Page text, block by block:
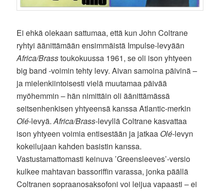
Ei ehkä olekaan sattumaa, että kun John Coltrane
ryhtyi äänittämään ensimmäistä Impulse-levyään
Africa/Brasstoukokuussa 1961, se oli ison yhtyeen
big band -voimin tehty levy. Aivan samoina päivinä –
ja mielenkiintoisesti vielä muutamaa päivää
myöhemmin – hän nimittäin oli äänittämässä
seitsenhenkisen yhtyeensä kanssa Atlantic-merkin
Olé-levyä.Africa/Brass-levyllä Coltrane kasvattaa
ison yhtyeen voimia entisestään ja jatkaa Olé-levyn
kokeilujaan kahden basistin kanssa.
Vastustamattomasti keinuva ’Greensleeves’-versio
kulkee mahtavan bassoriffin varassa, jonka päällä
Coltranen sopraanosaksofoni voi leijua vapaasti – ei